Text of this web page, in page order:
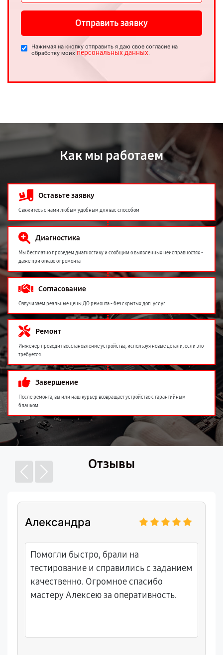
Отправить заявку
Нажимая на кнопку отправить я даю свое согласие на
обработку моих персональных данных.
Как мы работаем
Оставьте заявку
Свяжитесь с нами любым удобным для вас способом
Диагностика
Мы бесплатно проведем диагностику и сообщим о выявленных неисправностях -
даже при отказе от ремонта
Согласование
Озвучиваем реальные цены ДО ремонта - без скрытых доп. услуг
Ремонт
Инженер проводит восстановление устройства, используя новые детали, если это
требуется.
Завершение
После ремонта, вы или наш курьер возвращает устройство с гарантийным
бланком.
Отзывы
Александра
Помогли быстро, брали на
тестирование и справились с заданием
качественно. Огромное спасибо
мастеру Алексею за оперативность.